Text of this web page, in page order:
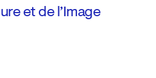
et de l’Image